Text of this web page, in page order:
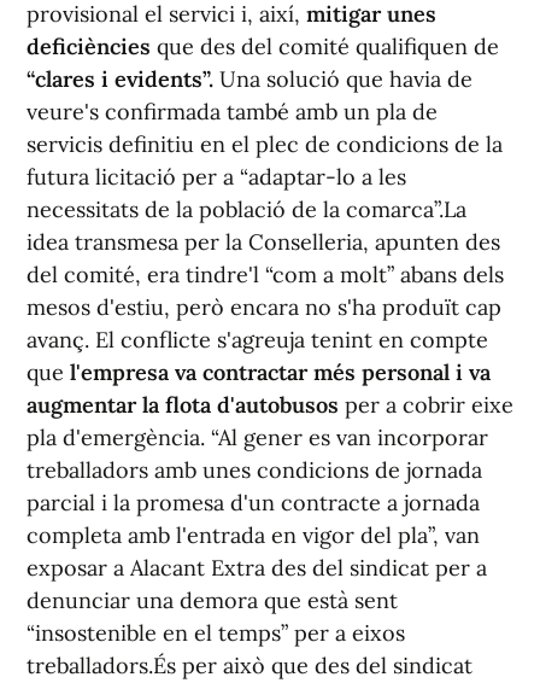
provisional el servici i, així, mitigar unes
deficiències que des del comité qualifiquen de
“clares i evidents”. Una solució que havia de
veure's confirmada també amb un pla de
servicis definitiu en el plec de condicions de la
futura licitació per a “adaptar-lo a les
necessitats de la població de la comarca”.La
idea transmesa per la Conselleria, apunten des
del comité, era tindre'l “com a molt” abans dels
mesos d'estiu, però encara no s'ha produït cap
avanç. El conflicte s'agreuja tenint en compte
que l'empresa va contractar més personal i va
augmentar la flota d'autobusos per a cobrir eixe
pla d'emergència. “Al gener es van incorporar
treballadors amb unes condicions de jornada
parcial i la promesa d'un contracte a jornada
completa amb l'entrada en vigor del pla”, van
exposar a Alacant Extra des del sindicat per a
denunciar una demora que està sent
“insostenible en el temps” per a eixos
treballadors.És per això que des del sindicat